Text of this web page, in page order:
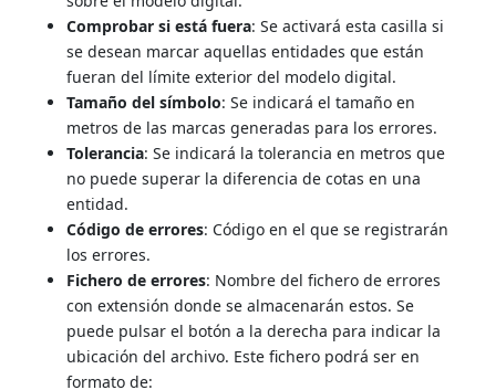
Comprobar si está fuera: Se activará esta casilla si
se desean marcar aquellas entidades que están
fueran del límite exterior del modelo digital.
Tamaño del símbolo: Se indicará el tamaño en
metros de las marcas generadas para los errores.
Tolerancia: Se indicará la tolerancia en metros que
no puede superar la diferencia de cotas en una
entidad.
Código de errores: Código en el que se registrarán
los errores.
Fichero de errores: Nombre del fichero de errores
con extensión donde se almacenarán estos. Se
puede pulsar el botón a la derecha para indicar la
ubicación del archivo. Este fichero podrá ser en
formato de: